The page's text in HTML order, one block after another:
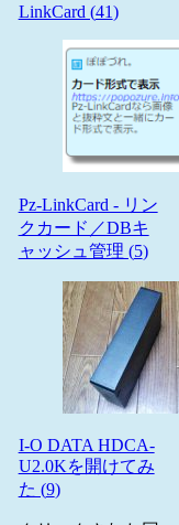
LinkCard (41)
Pz-LinkCard - リン
クカード／DBキ
ャッシュ管理 (5)
I-O DATA HDCA-
U2.0Kを開けてみ
た (9)